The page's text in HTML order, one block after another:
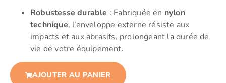
Robustesse durable : Fabriquée en nylon
technique, l’enveloppe externe résiste aux
impacts et aux abrasifs, prolongeant la durée de
vie de votre équipement.
AJOUTER AU PANIER